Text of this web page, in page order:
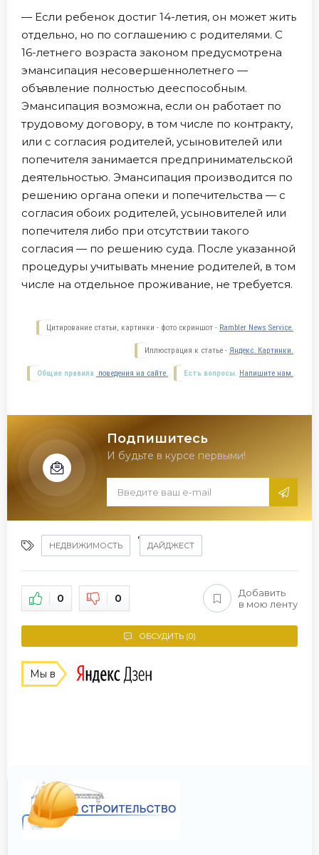
— Если ребенок достиг 14-летия, он может жить
отдельно, но по соглашению с родителями. С
16-летнего возраста законом предусмотрена
эмансипация несовершеннолетнего —
объявление полностью дееспособным.
Эмансипация возможна, если он работает по
трудовому договору, в том числе по контракту,
или с согласия родителей, усыновителей или
попечителя занимается предпринимательской
деятельностью. Эмансипация производится по
решению органа опеки и попечительства — с
согласия обоих родителей, усыновителей или
попечителя либо при отсутствии такого
согласия — по решению суда. После указанной
процедуры учитывать мнение родителей, в том
числе на отдельное проживание, не требуется.
Цитирование статьи, картинки - фото скриншот - Rambler News Service.
Иллюстрация к статье - Яндекс. Картинки.
Есть вопросы. Напишите нам.
Общие правила поведения на сайте.
Подпишитесь
И будьте в курсе первыми!
НЕДВИЖИМОСТЬ
,
ДАЙДЖЕСТ
0 0
Добавить
в мою ленту
ОБСУДИТЬ (0)
Мы в